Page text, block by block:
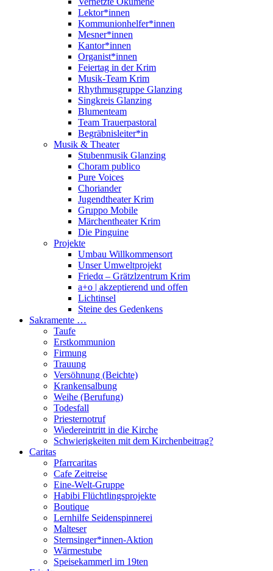
Lektor*innen
Kommunionhelfer*innen
Mesner*innen
Kantor*innen
Organist*innen
Feiertag in der Krim
Musik-Team Krim
Rhythmusgruppe Glanzing
Singkreis Glanzing
Blumenteam
Team Trauerpastoral
Begräbnisleiter*in
Musik & Theater
Stubenmusik Glanzing
Choram publico
Pure Voices
Choriander
Jugendtheater Krim
Gruppo Mobile
Märchentheater Krim
Die Pinguine
Projekte
Umbau Willkommensort
Unser Umweltprojekt
Friedα – Grätzlzentrum Krim
a+o | akzeptierend und offen
Lichtinsel
Steine des Gedenkens
Sakramente …
Taufe
Erstkommunion
Firmung
Trauung
Versöhnung (Beichte)
Krankensalbung
Weihe (Berufung)
Todesfall
Priesternotruf
Wiedereintritt in die Kirche
Schwierigkeiten mit dem Kirchenbeitrag?
Caritas
Pfarrcaritas
Cafe Zeitreise
Eine-Welt-Gruppe
Habibi Flüchtlingsprojekte
Boutique
Lernhilfe Seidenspinnerei
Malteser
Sternsinger*innen-Aktion
Wärmestube
Speisekammerl im 19ten